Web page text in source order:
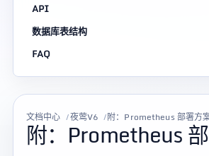
API
数据库表结构
FAQ
文档中心 夜莺V6 附：Prometheus 部署方
附：Prometheus